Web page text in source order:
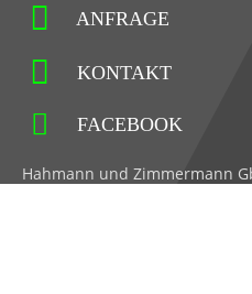
ANFRAGE
KONTAKT
FACEBOOK
Hahmann und Zimmermann